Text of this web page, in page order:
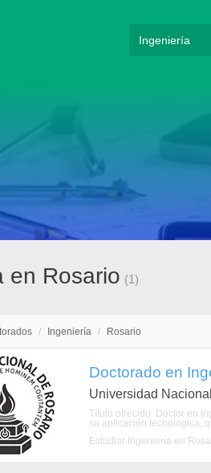
en Rosario (1)
/ Ingeniería / Rosario
Doctorado en
Universidad
Título ofrecido: Doctor en
su aplicación tecnológica,
Estudiar Ingeniería en